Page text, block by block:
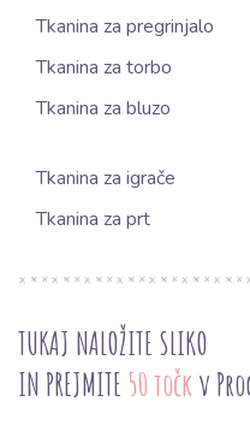
Tkanina za pregrinjalo
Tkanina za torbo
Tkanina za bluzo
Tkanina za igrače
Tkanina za prt
TUKAJ NALOŽITE SLIKO
IN PREJMITE 50 točk v